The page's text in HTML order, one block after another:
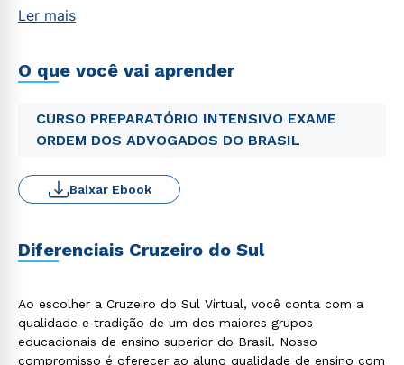
Ler mais
O que você vai aprender
CURSO PREPARATÓRIO INTENSIVO EXAME
ORDEM DOS ADVOGADOS DO BRASIL
Baixar Ebook
Diferenciais Cruzeiro do Sul
Ao escolher a Cruzeiro do Sul Virtual, você conta com a
qualidade e tradição de um dos maiores grupos
educacionais de ensino superior do Brasil. Nosso
compromisso é oferecer ao aluno qualidade de ensino com